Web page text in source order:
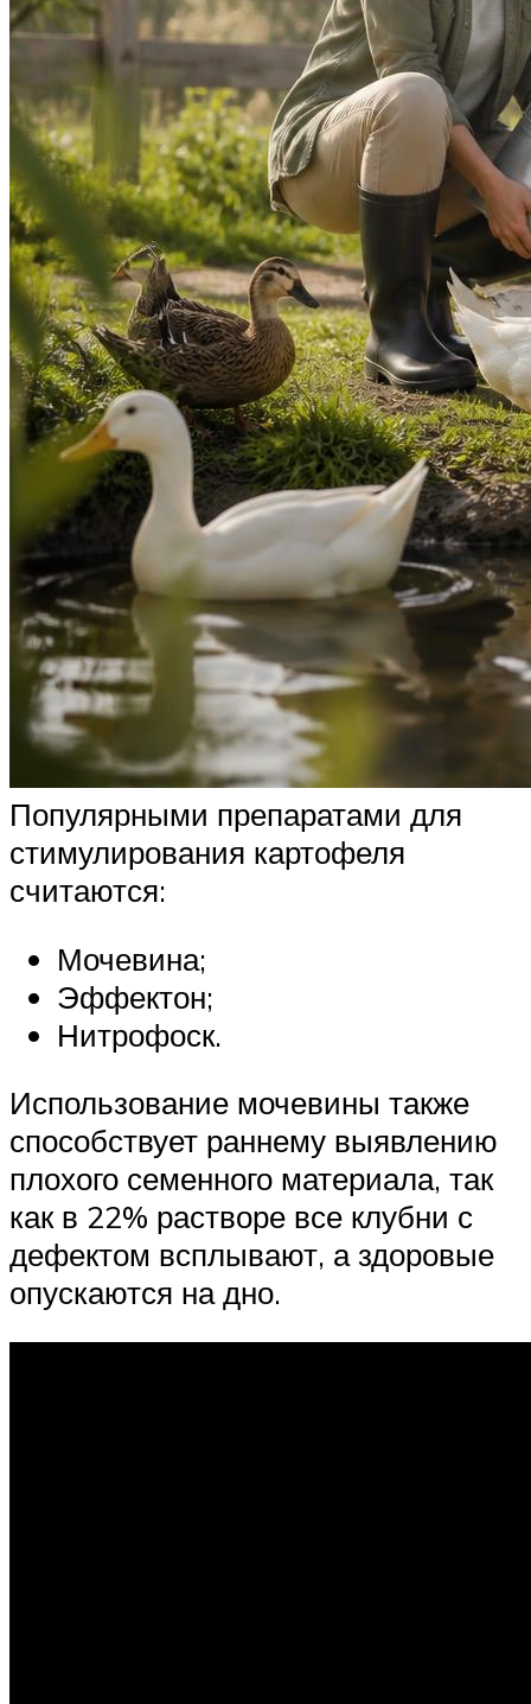
Популярными препаратами для
стимулирования картофеля
считаются:
Мочевина;
Эффектон;
Нитрофоск.
Использование мочевины также
способствует раннему выявлению
плохого семенного материала, так
как в 22% растворе все клубни с
дефектом всплывают, а здоровые
опускаются на дно.